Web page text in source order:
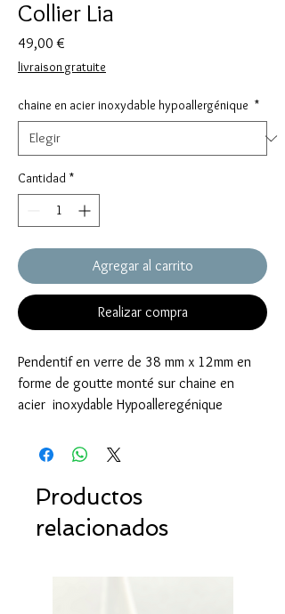
Collier Lia
49,00 €
livraison gratuite
chaine en acier inoxydable hypoallergénique *
Cantidad *
Agregar al carrito
Realizar compra
Pendentif en verre de 38 mm x 12mm en
forme de goutte monté sur chaine en
acier inoxydable Hypoalleregénique
Productos
relacionados